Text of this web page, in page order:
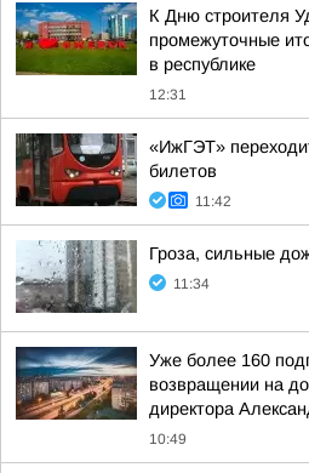
К Дню строителя
промежуточные
в республике
12:31
«ИжГЭТ»
билетов
11:42
Гроза, сильные
11:34
Уже более 160
возвращении на
директора
10:49